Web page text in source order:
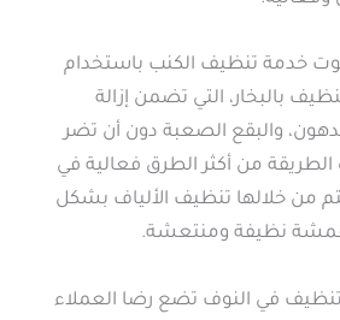
خدمة تنظيف الكنب باستخدام
بالبخار، التي تضمن إزالة
والبقع الصعبة دون أن تضر
من أكثر الطرق فعالية في
من خلالها تنظيف الألياف بشكل
نظيفة ومنتعشة.
في النوف تضع رضا العملاء